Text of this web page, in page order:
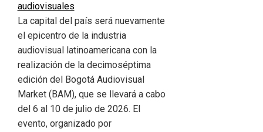
audiovisuales
La capital del país será nuevamente
el epicentro de la industria
audiovisual latinoamericana con la
realización de la decimoséptima
edición del Bogotá Audiovisual
Market (BAM), que se llevará a cabo
del 6 al 10 de julio de 2026. El
evento, organizado por